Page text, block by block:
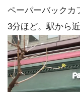
ペーパーバックカ
3分ほど。駅から